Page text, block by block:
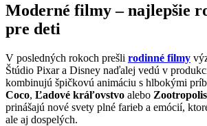
Moderné filmy – najlepšie
pre deti
V posledných rokoch prešli rodinné filmy
Štúdio Pixar a Disney naďalej vedú v
kombinujú špičkovú animáciu s hlbokými
Coco, Ľadové kráľovstvo alebo
prinášajú nové svety plné farieb a emócií,
ale aj dospelých.